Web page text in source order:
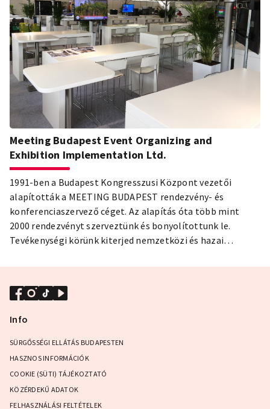
Meeting Budapest Event Organizing and
Exhibition Implementation Ltd.
1991-ben a Budapest Kongresszusi Központ vezetői
alapították a MEETING BUDAPEST rendezvény- és
konferenciaszervező céget. Az alapítás óta több mint
2000 rendezvényt szerveztünk és bonyolítottunk le.
Tevékenységi körünk kiterjed nemzetközi és hazai
szakkiállítások, bankettek és bálok teljes körű
tervezésére, szervezésére és lebonyolítására. A MEETING
BUDAPEST csapatának magas szintű szakmai tudása és
megtervezésének és lebonyolításának sikeréhez.
Rendezvényszervező csapatunk tapasztalt konferencia
szervezőkből és rendezvény tanácsadókból áll, akik
empatikus és professzionális hozzáállásukkal biztosítják
a rendezvény zökkenőmentes, tökéletes kivitelezését, és
különös figyelmet fordítanak a megrendelők és
Info
SÜRGŐSSÉGI ELLÁTÁS BUDAPESTEN
HASZNOS INFORMÁCIÓK
COOKIE (SÜTI) TÁJÉKOZTATÓ
KÖZÉRDEKŰ ADATOK
FELHASZNÁLÁSI FELTÉTELEK